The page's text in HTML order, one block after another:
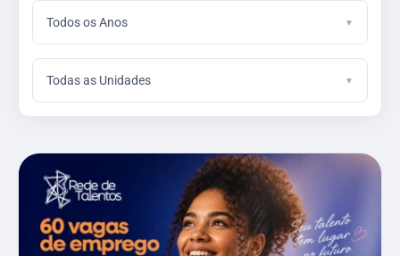
Todos os Anos
Todas as Unidades